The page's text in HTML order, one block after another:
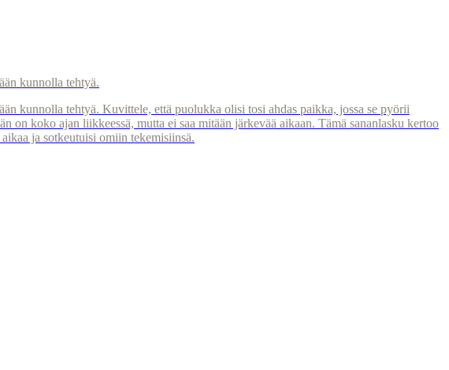
kunnolla tehtyä.
kunnolla tehtyä. Kuvittele, että puolukka olisi tosi ahdas paikka, jossa se pyörii
koko ajan liikkeessä, mutta ei saa mitään järkevää aikaan. Tämä sananlasku kertoo
ja sotkeutuisi omiin tekemisiinsä.